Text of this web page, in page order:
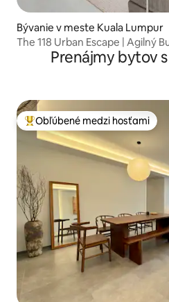
Bývanie v meste Kuala Lumpur
The 118 Urban Escape | Agilný
Prenájmy bytov
Najobľúbenejšie medzi hosťami
Obľúbené medzi hosťami